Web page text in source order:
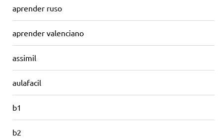
aprender ruso
aprender valenciano
assimil
aulafacil
b1
b2